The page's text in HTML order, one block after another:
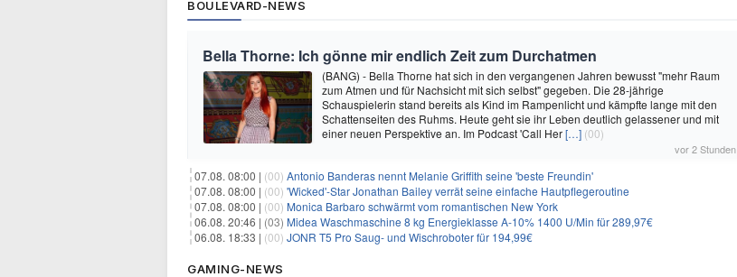
BOULEVARD-NEWS
Bella Thorne: Ich gönne mir endlich Zeit zum Durchatmen
(BANG) - Bella Thorne hat sich in den vergangenen Jahren bewusst "mehr Raum
zum Atmen und für Nachsicht mit sich selbst" gegeben. Die 28-jährige
Schauspielerin stand bereits als Kind im Rampenlicht und kämpfte lange mit den
Schattenseiten des Ruhms. Heute geht sie ihr Leben deutlich gelassener und mit
einer neuen Perspektive an. Im Podcast 'Call Her[…] (00)
vor 2 Stunden
07.08. 08:00 | (00) Antonio Banderas nennt Melanie Griffith seine 'beste Freundin'
07.08. 08:00 | (00) 'Wicked'-Star Jonathan Bailey verrät seine einfache Hautpflegeroutine
07.08. 08:00 | (00) Monica Barbaro schwärmt vom romantischen New York
06.08. 20:46 | (03) Midea Waschmaschine 8 kg Energieklasse A-10% 1400 U/Min für 289,97€
06.08. 18:33 | (00) JONR T5 Pro Saug- und Wischroboter für 194,99€
GAMING-NEWS